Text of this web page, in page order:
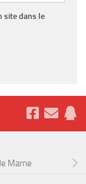
site dans le
Marne